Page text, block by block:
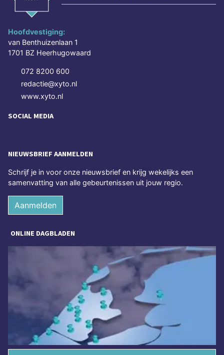
Hoofdvestiging:
van Benthuizenlaan 1
1701 BZ Heerhugowaard
072 8200 600
redactie@xyto.nl
www.xyto.nl
SOCIAL MEDIA
NIEUWSBRIEF AANMELDEN
Schrijf je in voor onze nieuwsbrief en krijg wekelijks een
samenvatting van alle gebeurtenissen uit jouw regio.
Aanmelden
ONLINE DAGBLADEN